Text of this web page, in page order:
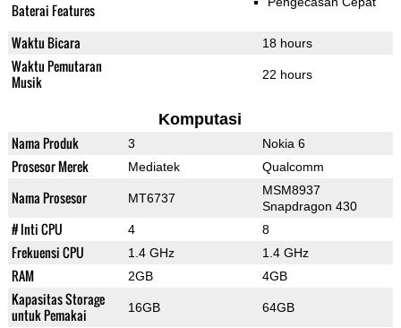
Baterai Features
Waktu Bicara 18 hours
Waktu Pemutaran
Musik
22 hours
Komputasi
Nama Produk 3 Nokia 6
Prosesor Merek Mediatek Qualcomm
Nama Prosesor MT6737
MSM8937
Snapdragon 430
# Inti CPU 4 8
Frekuensi CPU 1.4 GHz 1.4 GHz
RAM 2GB 4GB
Kapasitas Storage
untuk Pemakai
16GB 64GB